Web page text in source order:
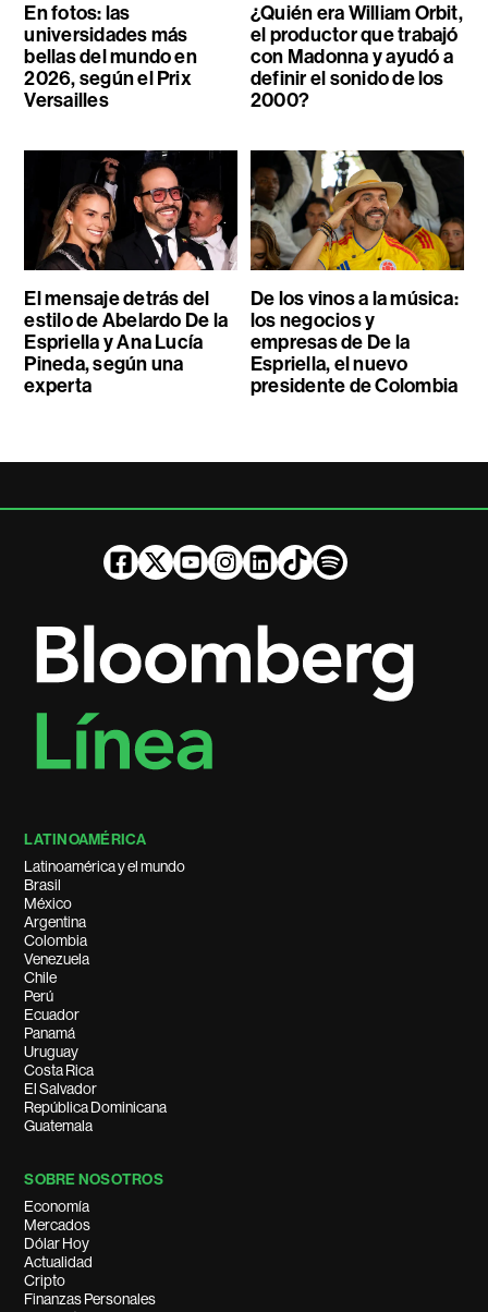
En fotos: las
universidades más
bellas del mundo en
2026, según el Prix
Versailles
¿Quién era William Orbit,
el productor que trabajó
con Madonna y ayudó a
definir el sonido de los
2000?
El mensaje detrás del
estilo de Abelardo De la
Espriella y Ana Lucía
Pineda, según una
experta
De los vinos a la música:
los negocios y
empresas de De la
Espriella, el nuevo
presidente de Colombia
LATINOAMÉRICA
Latinoamérica y el mundo
Brasil
México
Argentina
Colombia
Venezuela
Chile
Perú
Ecuador
Panamá
Uruguay
Costa Rica
El Salvador
República Dominicana
Guatemala
SOBRE NOSOTROS
Economía
Mercados
Dólar Hoy
Actualidad
Cripto
Finanzas Personales